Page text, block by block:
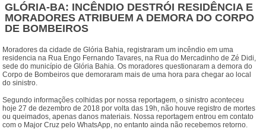
GLÓRIA-BA: INCÊNDIO DESTRÓI RESIDÊNCIA E
MORADORES ATRIBUEM A DEMORA DO CORPO
DE BOMBEIROS
Moradores da cidade de Glória Bahia, registraram um incêndio em uma
residencia na Rua Engo Fernando Tavares, na Rua do Mercadinho de Zé Didi,
sede do município de Glória Bahia. Os moradores questionaram a demora do
Corpo de Bombeiros que demoraram mais de uma hora para chegar ao local
do sinistro.
Segundo informações colhidas por nossa reportagem, o sinistro aconteceu
hoje 27 de dezembro de 2018 por volta das 19h, não houve registro de mortes
ou queimados, apenas danos materiais. Nossa reportagem entrou em contato
com o Major Cruz pelo WhatsApp, no entanto ainda não recebemos retorno.